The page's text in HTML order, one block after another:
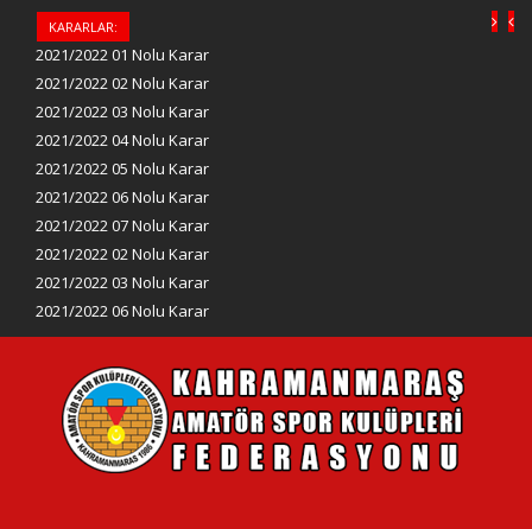
KARARLAR:
2021/2022 01 Nolu Karar
2021/2022 02 Nolu Karar
2021/2022 03 Nolu Karar
2021/2022 04 Nolu Karar
2021/2022 05 Nolu Karar
2021/2022 06 Nolu Karar
2021/2022 07 Nolu Karar
2021/2022 02 Nolu Karar
2021/2022 03 Nolu Karar
2021/2022 06 Nolu Karar